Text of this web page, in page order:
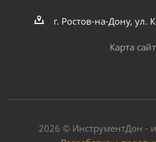
г. Ростов-на-Дону, ул.
Карта
2026 © ИнструментДон -